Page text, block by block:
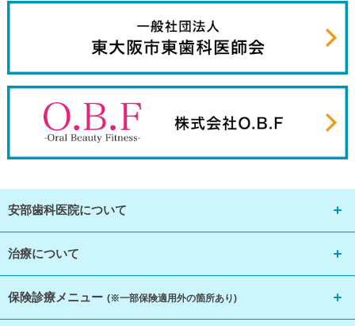
安部歯科医院について
治療について
保険診療メニュー (※一部保険適用外の箇所あり)